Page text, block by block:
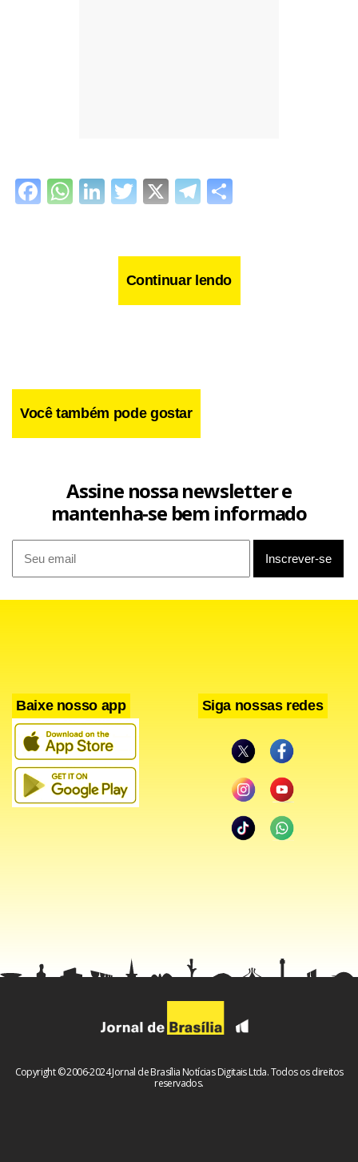
Facebook
WhatsApp
LinkedIn
Twitter
X Telegram
Continuar lendo
Você também pode gostar
Assine nossa newsletter e
mantenha-se bem informado
Baixe nosso app Siga nossas redes
Copyright © 2006-2024 Jornal de Brasília Notícias Digitais Ltda. Todos os direitos
reservados.